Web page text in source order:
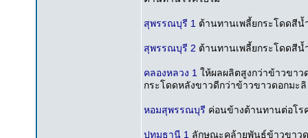
สุพรรณบุรี 1 ต้านทานเพลี้ยกระโดดสีน้
สุพรรณบุรี 2 ต้านทานเพลี้ยกระโดดสีน้
คลองหลวง 1 ให้ผลผลิตสูงกว่าข้าวขา
กระโดดหลังขาวดีกว่าข้าวขาวดอกมะลิ
หอมสุพรรณบุรี ค่อนข้างต้านทานต่อโร
ปทุมธานี 1 ลักษณะคล้ายพันธุ์ข้าวขาวด